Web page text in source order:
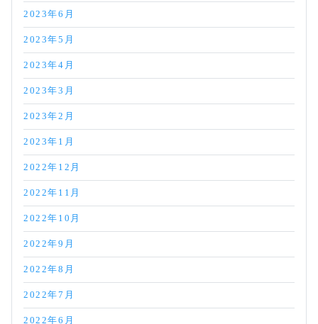
2023年6月
2023年5月
2023年4月
2023年3月
2023年2月
2023年1月
2022年12月
2022年11月
2022年10月
2022年9月
2022年8月
2022年7月
2022年6月